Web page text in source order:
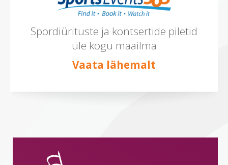
Spordiürituste ja kontsertide piletid
üle kogu maailma
Vaata lähemalt